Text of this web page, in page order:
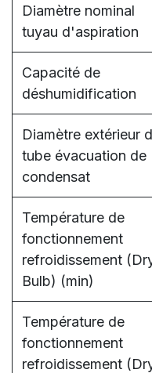
Diamètre nominal
tuyau d'aspiration
Capacité de
déshumidification
Diamètre extérieur
tube évacuation de
condensat
Température de
fonctionnement
refroidissement
Bulb) (min)
Température de
fonctionnement
refroidissement